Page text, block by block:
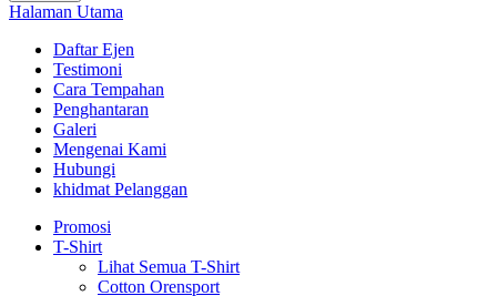
Halaman Utama
Daftar Ejen
Testimoni
Cara Tempahan
Penghantaran
Galeri
Mengenai Kami
Hubungi
khidmat Pelanggan
Promosi
T-Shirt
Lihat Semua T-Shirt
Cotton Orensport